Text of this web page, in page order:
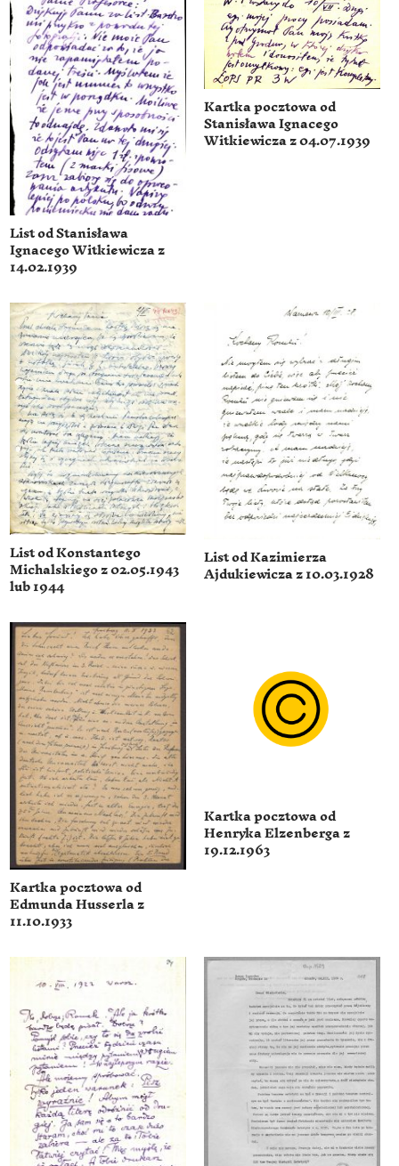
List od Stanisława
Ignacego Witkiewicza z
14.02.1939
Kartka pocztowa od
Stanisława Ignacego
Witkiewicza z 04.07.1939
List od Konstantego
Michalskiego z 02.05.1943
lub 1944
List od Kazimierza
Ajdukiewicza z 10.03.1928
Kartka pocztowa od
Edmunda Husserla z
11.10.1933
Kartka pocztowa od
Henryka Elzenberga z
19.12.1963